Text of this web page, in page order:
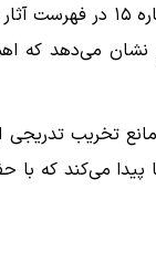
در ۲۴ شهریور
نشان می‌دهد که
مانع تخریب
پیدا می‌کند که